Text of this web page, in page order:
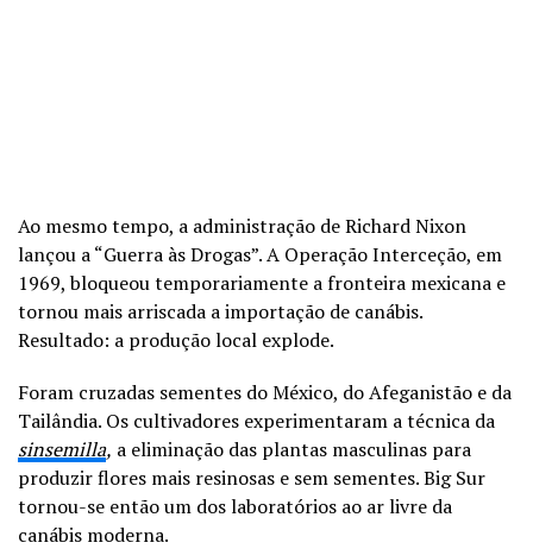
Ao mesmo tempo, a administração deRichard Nixon
lançou a “Guerra às Drogas”. A Operação Interceção, em
1969, bloqueou temporariamente a fronteira mexicana e
tornou mais arriscada a importação de canábis.
Resultado: a produção local explode.
Foram cruzadas sementes do México, do Afeganistão e da
Tailândia. Os cultivadores experimentaram a técnica da
sinsemilla, a eliminação das plantas masculinas para
produzir flores mais resinosas e sem sementes. Big Sur
tornou-se então um dos laboratórios ao ar livre da
canábis moderna.